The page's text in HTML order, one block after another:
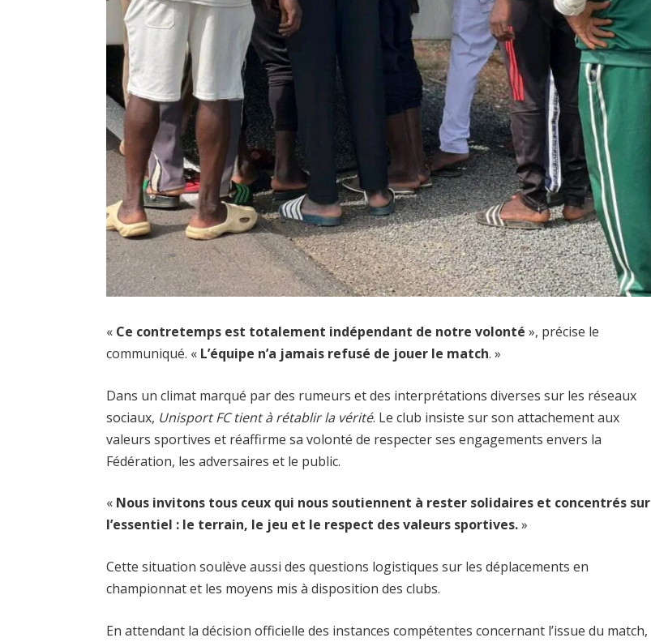
« Ce contretemps est totalement indépendant de notre volonté », précise le
communiqué. « L’équipe n’a jamais refusé de jouer le match. »
Dans un climat marqué par des rumeurs et des interprétations diverses sur les réseaux
sociaux, Unisport FC tient à rétablir la vérité. Le club insiste sur son attachement aux
valeurs sportives et réaffirme sa volonté de respecter ses engagements envers la
Fédération, les adversaires et le public.
« Nous invitons tous ceux qui nous soutiennent à rester solidaires et concentrés sur
l’essentiel : le terrain, le jeu et le respect des valeurs sportives.»
Cette situation soulève aussi des questions logistiques sur les déplacements en
championnat et les moyens mis à disposition des clubs.
En attendant la décision officielle des instances compétentes concernant l’issue du match,